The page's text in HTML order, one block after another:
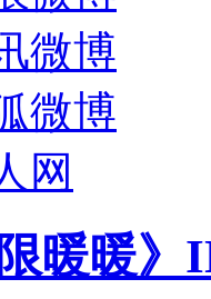
微博
微博
网
限暖暖